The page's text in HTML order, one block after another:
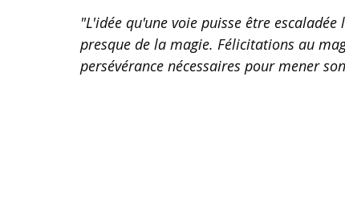
"L'idée qu'une voie puisse être
presque de la magie. Félicitations au
persévérance nécessaires pour mener